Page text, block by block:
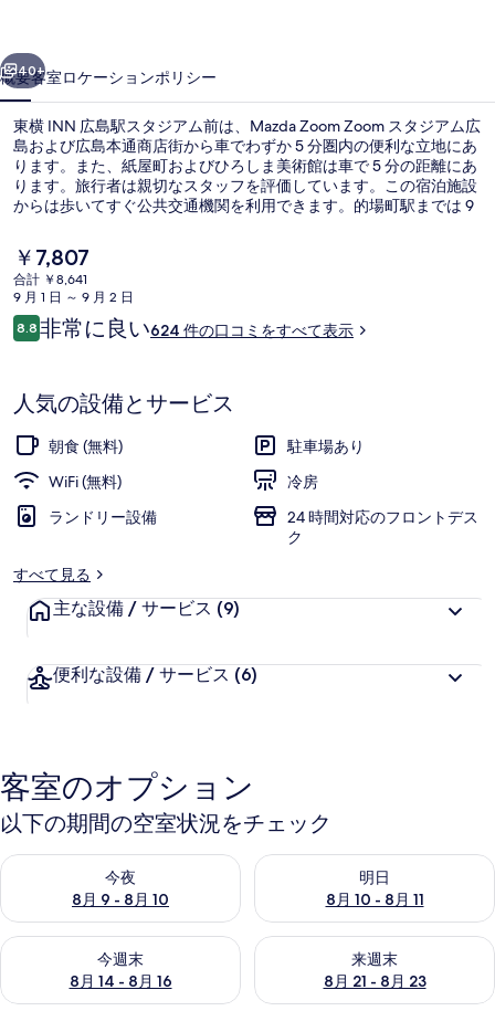
タ
ジ
ア
ム
前
の
写
真
ギ
ラ
リ
ー
次へ
40+
概要客室ロケーションポリシー
東横 INN 広島駅スタジアム前は、Mazda Zoom Zoom スタジアム広
島および広島本通商店街から車でわずか 5 分圏内の便利な立地にあ
ります。また、紙屋町およびひろしま美術館は車で 5 分の距離にあ
ります。旅行者は親切なスタッフを評価しています。この宿泊施設
からは歩いてすぐ公共交通機関を利用できます。的場町駅までは 9
現
在
の
料
金
で
す
￥7,807
合計 ￥8,641
9 月 1 日 ～ 9 月 2 日
口
コ
8.810段階中8.8
非常に良い624 件の口コミをすべて表示
人気の設備とサービス
朝食 (無料)
駐車場あり
WiFi (無料)
冷房
ランドリー設備
24 時間対応のフロントデス
ク
すべて見る
主な設備 / サービス (9)
便利な設備 / サービス (6)
客室のオプション
以下の期間の空室状況をチェック
今夜
8月 9 - 8月 10
今夜 8月 9 - 8月 10 の空室状況をチェック
明日
8月 10 - 8月 11
明日 8月 10 - 8月 11 の空室状
今週末
8月 14 - 8月 16
今週末 8月 14 - 8月 16 の空室状況をチェック
来週末
8月 21 - 8月 23
来週末 8月 21 - 8月 23 の空室